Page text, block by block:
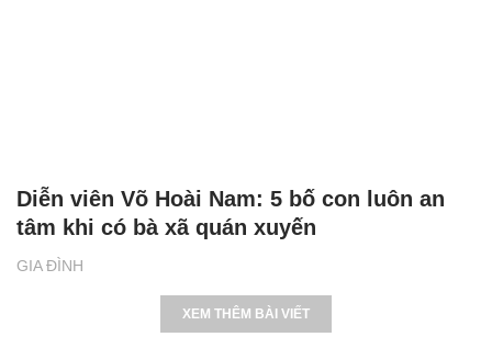
GIA ĐÌNH
Diễn viên Võ Hoài Nam: 5 bố con luôn an
tâm khi có bà xã quán xuyến
XEM THÊM BÀI VIẾT